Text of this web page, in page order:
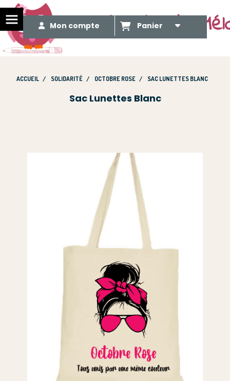
Le Méli Mélo de
Mon compte Panier
ACCUEIL SOLIDARITÉ OCTOBRE ROSE SAC LUNETTES BLANC
Sac Lunettes Blanc